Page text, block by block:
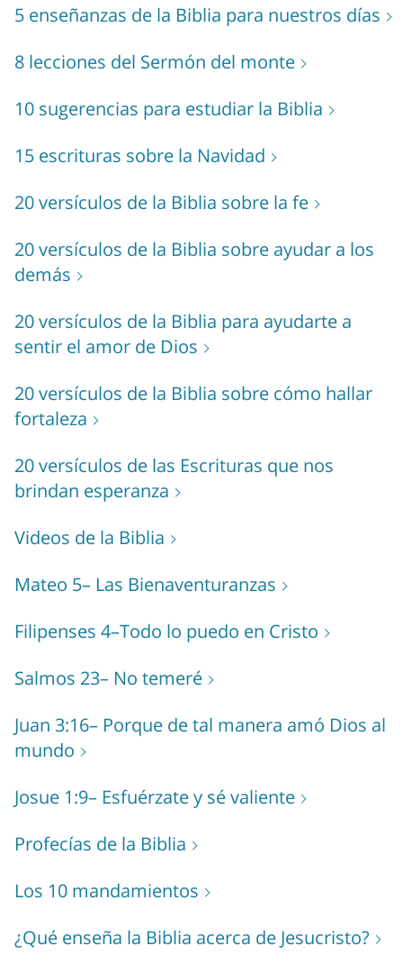
5 enseñanzas de la Biblia para nuestros días
8 lecciones del Sermón del monte
10 sugerencias para estudiar la Biblia
15 escrituras sobre la Navidad
20 versículos de la Biblia sobre la fe
20 versículos de la Biblia sobre ayudar a los
demás
20 versículos de la Biblia para ayudarte a
sentir el amor de Dios
20 versículos de la Biblia sobre cómo hallar
fortaleza
20 versículos de las Escrituras que nos
brindan esperanza
Videos de la Biblia
Mateo 5– Las Bienaventuranzas
Filipenses 4–Todo lo puedo en Cristo
Salmos 23– No temeré
Juan 3:16– Porque de tal manera amó Dios al
mundo
Josue 1:9– Esfuérzate y sé valiente
Profecías de la Biblia
Los 10 mandamientos
¿Qué enseña la Biblia acerca de Jesucristo?